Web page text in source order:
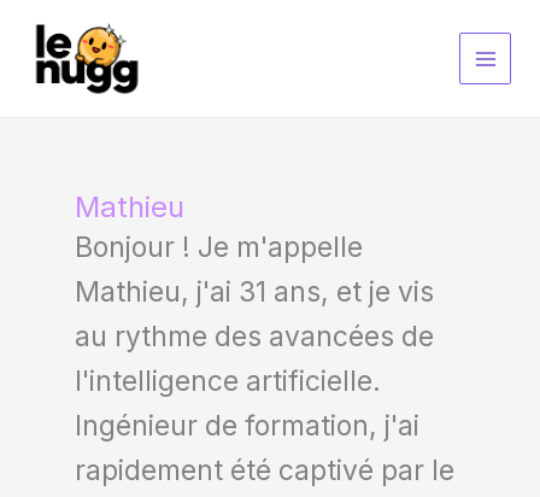
contenu
Mathieu
Bonjour ! Je m'appelle
Mathieu, j'ai 31 ans, et je vis
au rythme des avancées de
l'intelligence artificielle.
Ingénieur de formation, j'ai
rapidement été captivé par le